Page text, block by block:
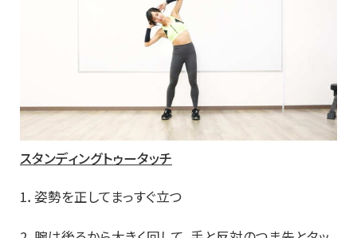
スタンディングトゥータッチ
1．姿勢を正してまっすぐ立つ